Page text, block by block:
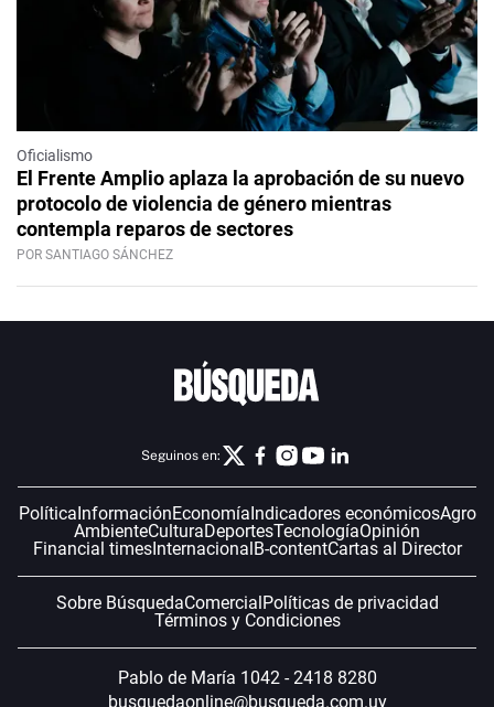
Oficialismo
El Frente Amplio aplaza la aprobación de su nuevo
protocolo de violencia de género mientras
contempla reparos de sectores
POR SANTIAGO SÁNCHEZ
Seguinos en:
Política InformaciónEconomía Indicadores económicosAgro
AmbienteCulturaDeportesTecnologíaOpinión
Financial timesInternacional B-contentCartas al Director
Sobre BúsquedaComercial Políticas de privacidad
Términos y Condiciones
Pablo de María 1042 - 2418 8280
busquedaonline@busqueda.com.uy